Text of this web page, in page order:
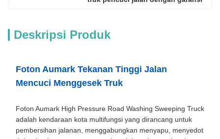
Deskripsi Produk
Foton Aumark Tekanan Tinggi Jalan
Mencuci Menggesek Truk
Foton Aumark High Pressure Road Washing Sweeping Truck
adalah kendaraan kota multifungsi yang dirancang untuk
pembersihan jalanan, menggabungkan menyapu, menyedot